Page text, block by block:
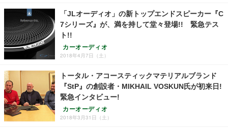
「JLオーディオ」の新トップエンドスピーカー『C
7シリーズ』が、満を持して堂々登場!! 緊急テス
ト!!
カーオーディオ
2018年4月7日（土）
トータル・アコースティックマテリアルブランド
『StP』の創設者・MIKHAIL VOSKUN氏が初来日!
緊急インタビュー!
カーオーディオ
2018年3月31日（土）